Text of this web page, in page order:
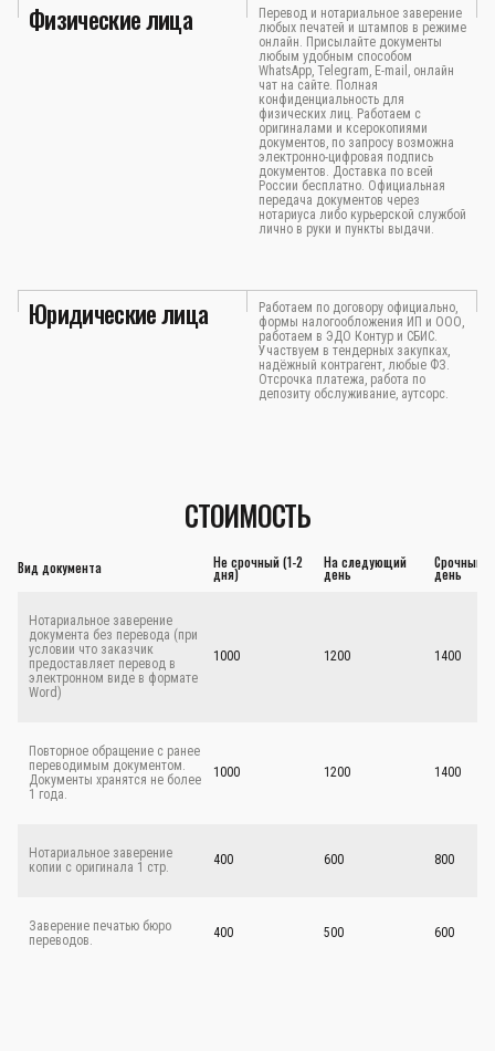
Физические лица
Перевод и нотариальное заверение
любых печатей и штампов в режиме
онлайн. Присылайте документы
любым удобным способом
WhatsApp, Telegram, E-mail, онлайн
чат на сайте. Полная
конфиденциальность для
физических лиц. Работаем с
оригиналами и ксерокопиями
документов, по запросу возможна
электронно-цифровая подпись
документов. Доставка по всей
России бесплатно. Официальная
передача документов через
нотариуса либо курьерской службой
лично в руки и пункты выдачи.
Юридические лица
Работаем по договору официально,
формы налогообложения ИП и ООО,
работаем в ЭДО Контур и СБИС.
Участвуем в тендерных закупках,
надёжный контрагент, любые ФЗ.
Отсрочка платежа, работа по
депозиту обслуживание, аутсорс.
СТОИМОСТЬ
Вид документа Не срочный (1-2
дня)
На следующий
день
Срочный -
день
Нотариальное заверение
документа без перевода (при
условии что заказчик
предоставляет перевод в
электронном виде в формате
Word)
1000 1200 1400
Повторное обращение с ранее
переводимым документом.
Документы хранятся не более
1 года.
1000 1200 1400
Нотариальное заверение
копии с оригинала 1 стр.
400 600 800
Заверение печатью бюро
переводов.
400 500 600